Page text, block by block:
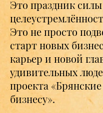
Это праздник силы
Это не просто
старт новых
карьер и новой
удивительных
проекта
бизнесу».